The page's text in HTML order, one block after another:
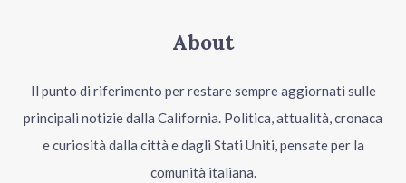
About
Il punto di riferimento per restare sempre aggiornati sulle
principali notizie dalla California. Politica, attualità, cronaca
e curiosità dalla città e dagli Stati Uniti, pensate per la
comunità italiana.